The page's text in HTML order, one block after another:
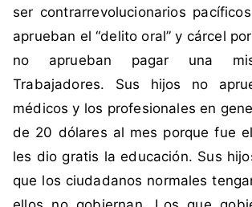
a
a
d
u
e
,
e
ser contrarrevolucionarios
aprueban el “delito oral” y cárcel
no aprueban pagar una
Trabajadores. Sus hijos no
médicos y los profesionales en
de 20 dólares al mes porque fue
les dio gratis la educación. Sus
que los ciudadanos normales